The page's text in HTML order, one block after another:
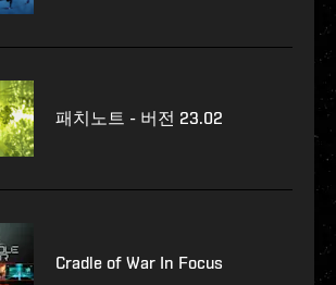
패치노트 - 버전 23.02
Cradle of War In Focus